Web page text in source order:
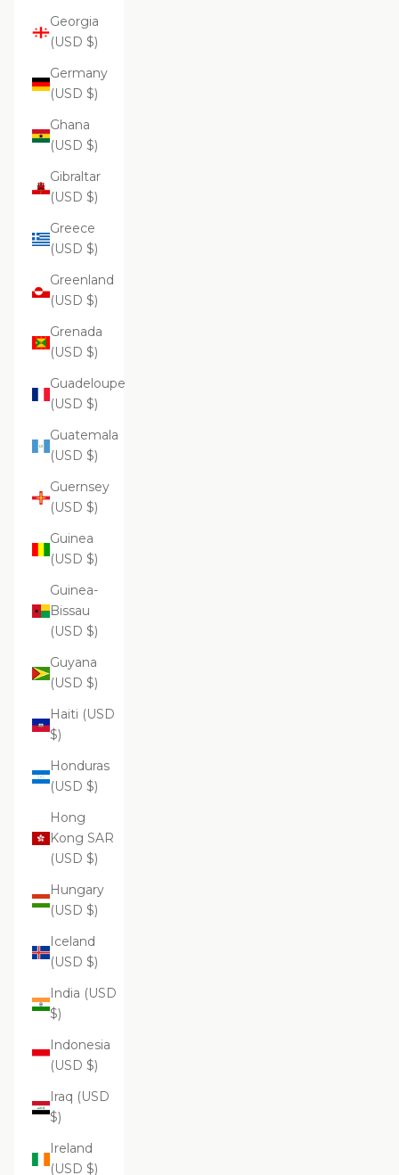
Georgia
(USD $)
Germany
(USD $)
Ghana
(USD $)
Gibraltar
(USD $)
Greece
(USD $)
Greenland
(USD $)
Grenada
(USD $)
Guadeloupe
(USD $)
Guatemala
(USD $)
Guernsey
(USD $)
Guinea
(USD $)
Guinea-
Bissau
(USD $)
Guyana
(USD $)
Haiti (USD
$)
Honduras
(USD $)
Hong
Kong SAR
(USD $)
Hungary
(USD $)
Iceland
(USD $)
India (USD
$)
Indonesia
(USD $)
Iraq (USD
$)
Ireland
(USD $)